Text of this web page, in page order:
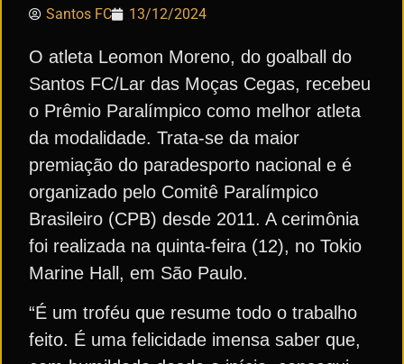
Santos FC 13/12/2024
O atleta Leomon Moreno, do goalball do
Santos FC/Lar das Moças Cegas, recebeu
o Prêmio Paralímpico como melhor atleta
da modalidade. Trata-se da maior
premiação do paradesporto nacional e é
organizado pelo Comitê Paralímpico
Brasileiro (CPB) desde 2011. A cerimônia
foi realizada na quinta-feira (12), no Tokio
Marine Hall, em São Paulo.
“É um troféu que resume todo o trabalho
feito. É uma felicidade imensa saber que,